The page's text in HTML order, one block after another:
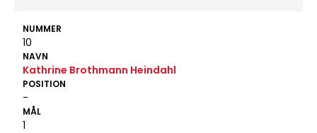
NUMMER
10
NAVN
Kathrine Brothmann Heindahl
POSITION
-
MÅL
1